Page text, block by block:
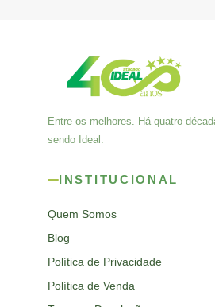
Entre os melhores. Há quatro
sendo Ideal.
INSTITUCIONAL
Quem Somos
Blog
Política de Privacidade
Política de Venda